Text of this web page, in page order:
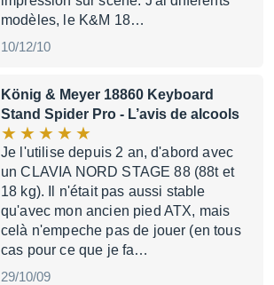
modèles, le K&M 18…
10/12/10
König & Meyer 18860 Keyboard
Stand Spider Pro - L’avis de alcools
Je l'utilise depuis 2 an, d'abord avec
un CLAVIA NORD STAGE 88 (88t et
18 kg). Il n'était pas aussi stable
qu'avec mon ancien pied ATX, mais
celà n'empeche pas de jouer (en tous
cas pour ce que je fa…
29/10/09